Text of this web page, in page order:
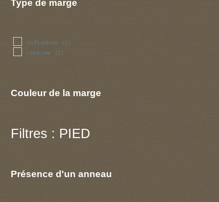
Type de marge
inflechie (1)
repliee (1)
Couleur de la marge
Filtres : PIED
Présence d'un anneau